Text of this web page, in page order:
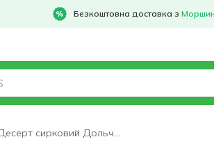
Безкоштовна доставка з
Десерт сирковий Дольче вишня з шоколадом 3,4% 200г